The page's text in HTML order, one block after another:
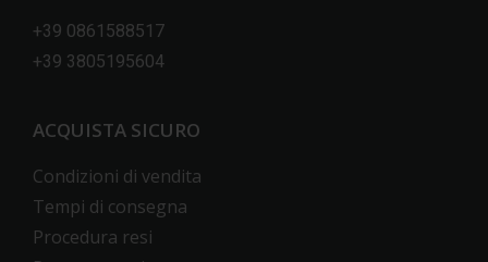
+39 0861588517
+39 3805195604
ACQUISTA SICURO
Condizioni di vendita
Tempi di consegna
Procedura resi